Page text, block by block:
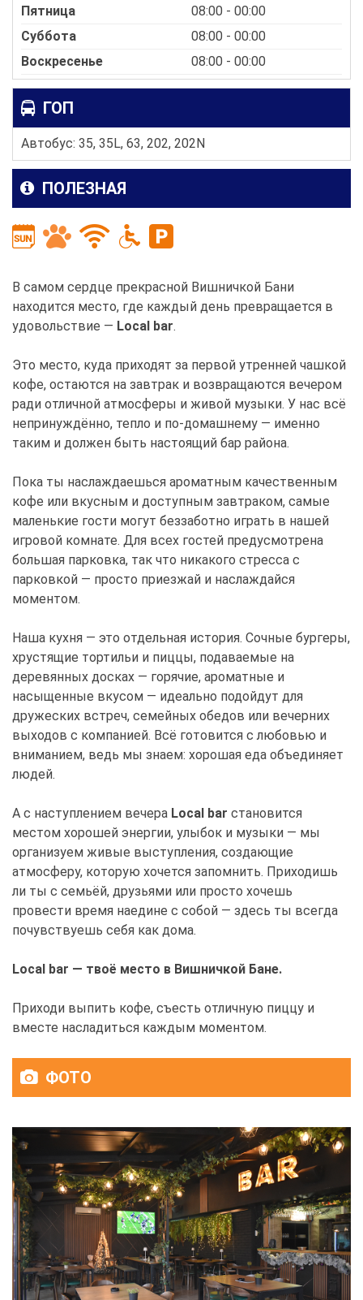
Пятница
08:00 - 00:00
Суббота
08:00 - 00:00
Воскресенье
08:00 - 00:00
ГОП
Автобус: 35, 35L, 63, 202, 202N
ПОЛЕЗНАЯ
В самом сердце прекрасной Вишничкой Бани
находится место, где каждый день превращается в
удовольствие — Local bar.
Это место, куда приходят за первой утренней чашкой
кофе, остаются на завтрак и возвращаются вечером
ради отличной атмосферы и живой музыки. У нас всё
непринуждённо, тепло и по-домашнему — именно
таким и должен быть настоящий бар района.
Пока ты наслаждаешься ароматным качественным
кофе или вкусным и доступным завтраком, самые
маленькие гости могут беззаботно играть в нашей
игровой комнате. Для всех гостей предусмотрена
большая парковка, так что никакого стресса с
парковкой — просто приезжай и наслаждайся
моментом.
Наша кухня — это отдельная история. Сочные бургеры,
хрустящие тортильи и пиццы, подаваемые на
деревянных досках — горячие, ароматные и
насыщенные вкусом — идеально подойдут для
дружеских встреч, семейных обедов или вечерних
выходов с компанией. Всё готовится с любовью и
вниманием, ведь мы знаем: хорошая еда объединяет
людей.
А с наступлением вечера Local bar становится
местом хорошей энергии, улыбок и музыки — мы
организуем живые выступления, создающие
атмосферу, которую хочется запомнить. Приходишь
ли ты с семьёй, друзьями или просто хочешь
провести время наедине с собой — здесь ты всегда
почувствуешь себя как дома.
Local bar — твоё место в Вишничкой Бане.
Приходи выпить кофе, съесть отличную пиццу и
вместе насладиться каждым моментом.
ФОТО